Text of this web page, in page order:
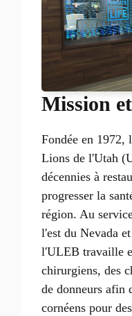
Mission
Fondée en 1972,
Lions de l'Utah
décennies à
progresser la
région. Au
l'est du Nevada
l'ULEB travaille
chirurgiens, des
de donneurs afin
cornéens pour